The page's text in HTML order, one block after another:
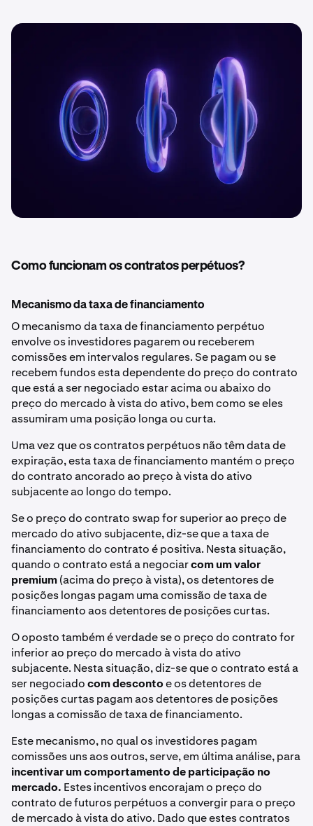
Como funcionam os contratos perpétuos?
Mecanismo da taxa de financiamento
O mecanismo da taxa de financiamento perpétuo
envolve os investidores pagarem ou receberem
comissões em intervalos regulares. Se pagam ou se
recebem fundos esta dependente do preço do contrato
que está a ser negociado estar acima ou abaixo do
preço do mercado à vista do ativo, bem como se eles
assumiram uma posição longa ou curta.
Uma vez que os contratos perpétuos não têm data de
expiração, esta taxa de financiamento mantém o preço
do contrato ancorado ao preço à vista do ativo
subjacente ao longo do tempo.
Se o preço do contrato swap for superior ao preço de
mercado do ativo subjacente, diz-se que a taxa de
financiamento do contrato é positiva. Nesta situação,
quando o contrato está a negociarcom um valor
premium(acima do preço à vista), os detentores de
posições longas pagam uma comissão de taxa de
financiamento aos detentores de posições curtas.
O oposto também é verdade se o preço do contrato for
inferior ao preço do mercado à vista do ativo
subjacente. Nesta situação, diz-se que o contrato está a
ser negociadocom descontoe os detentores de
posições curtas pagam aos detentores de posições
longas a comissão de taxa de financiamento.
Este mecanismo, no qual os investidores pagam
comissões uns aos outros, serve, em última análise, para
incentivar um comportamento de participação no
mercado. Estes incentivos encorajam o preço do
contrato de futuros perpétuos a convergir para o preço
de mercado à vista do ativo. Dado que estes contratos